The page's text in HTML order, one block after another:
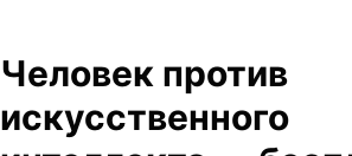
Человек против
искусственного